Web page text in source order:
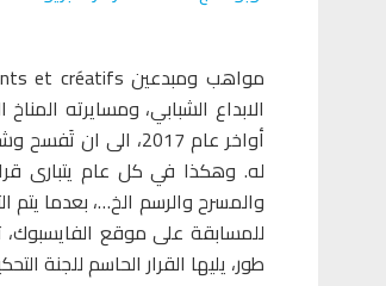
مواهب ومبدعين Talents et créatifs
الابداع الشبابي، ومسايرته
أواخر عام 2017،
له. وهكذا في كل عام يتبارى
والمسرح والرسم الخ…، بعدما
للمسابقة على موقع
طور، يليها القرار الحاسم للجنة